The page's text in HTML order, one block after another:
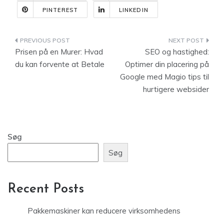
PINTEREST LINKEDIN
Indlægsnavigation
Prisen på en Murer: Hvad
du kan forvente at Betale
SEO og hastighed:
Optimer din placering på
Google med Magio tips til
hurtigere websider
Søg
Søg
Recent Posts
Pakkemaskiner kan reducere virksomhedens